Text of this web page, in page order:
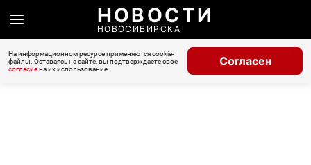
НОВОСТИ
НОВОСИБИРСКА
На информационном ресурсе применяются cookie-
файлы. Оставаясь на сайте, вы подтверждаете свое
согласиена их использование.
Согласен